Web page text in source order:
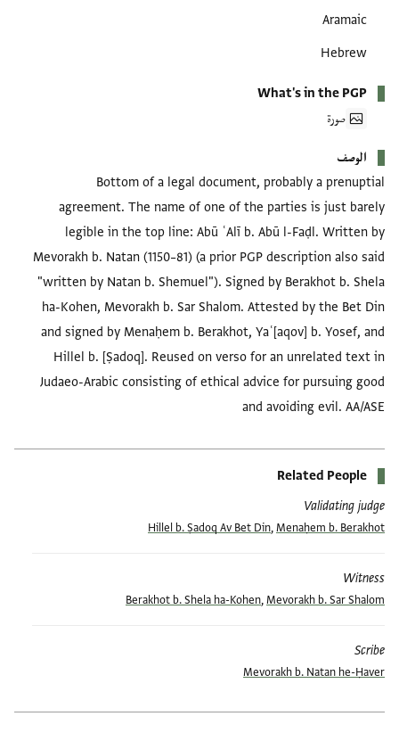
Aramaic
Hebrew
What's in the PGP
صورة
الوصف
Bottom of a legal document, probably a prenuptial
agreement. The name of one of the parties is just barely
legible in the top line: Abū ʿAlī b. Abū l-Faḍl. Written by
Mevorakh b. Natan (1150–81) (a prior PGP description also said
"written by Natan b. Shemuel"). Signed by Berakhot b. Shela
ha-Kohen, Mevorakh b. Sar Shalom. Attested by the Bet Din
and signed by Menaḥem b. Berakhot, Yaʿ[aqov] b. Yosef, and
Hillel b. [Ṣadoq]. Reused on verso for an unrelated text in
Judaeo-Arabic consisting of ethical advice for pursuing good
and avoiding evil. AA/ASE
Related People
Validating judge
Hillel b. Ṣadoq Av Bet Din,Menaḥem b. Berakhot
Witness
Berakhot b. Shela ha-Kohen,Mevorakh b. Sar Shalom
Scribe
Mevorakh b. Natan he-Ḥaver